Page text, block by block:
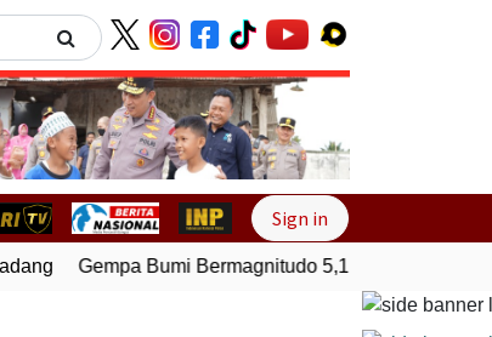
Next
Sign in
Gempa Bumi Bermagnitudo 5,1 Kembali